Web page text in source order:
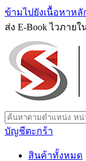
ข้ามไปยังเนื้อหาหลั
ส่ง E-Book ไวภาย
บัญชีตะกร้า
สินค้าทั้งหมด